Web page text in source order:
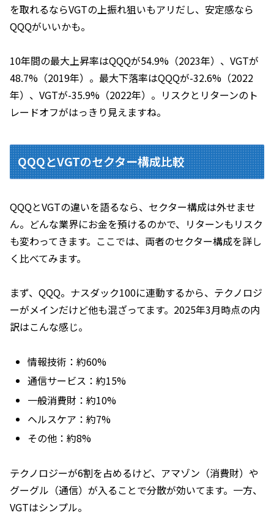
を取れるならVGTの上振れ狙いもアリだし、安定感なら
QQQがいいかも。
10年間の最大上昇率はQQQが54.9%（2023年）、VGTが
48.7%（2019年）。最大下落率はQQQが-32.6%（2022
年）、VGTが-35.9%（2022年）。リスクとリターンのト
レードオフがはっきり見えますね。
QQQとVGTのセクター構成比較
QQQとVGTの違いを語るなら、セクター構成は外せませ
ん。どんな業界にお金を預けるのかで、リターンもリスク
も変わってきます。ここでは、両者のセクター構成を詳し
く比べてみます。
まず、QQQ。ナスダック100に連動するから、テクノロジ
ーがメインだけど他も混ざってます。2025年3月時点の内
訳はこんな感じ。
情報技術：約60%
通信サービス：約15%
一般消費財：約10%
ヘルスケア：約7%
その他：約8%
テクノロジーが6割を占めるけど、アマゾン（消費財）や
グーグル（通信）が入ることで分散が効いてます。一方、
VGTはシンプル。